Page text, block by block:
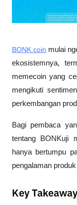
BONK coin mulai
ekosistemnya,
memecoin yang
mengikuti
perkembangan
Bagi pembaca
tentang BONKuji
hanya bertumpu
pengalaman
Key